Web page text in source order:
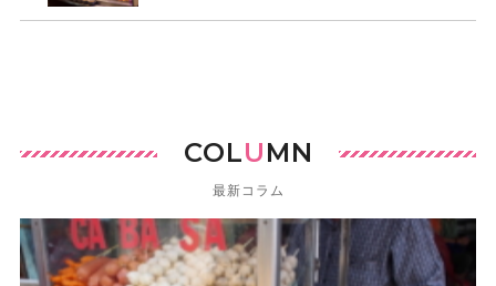
COLUMN
最新コラム